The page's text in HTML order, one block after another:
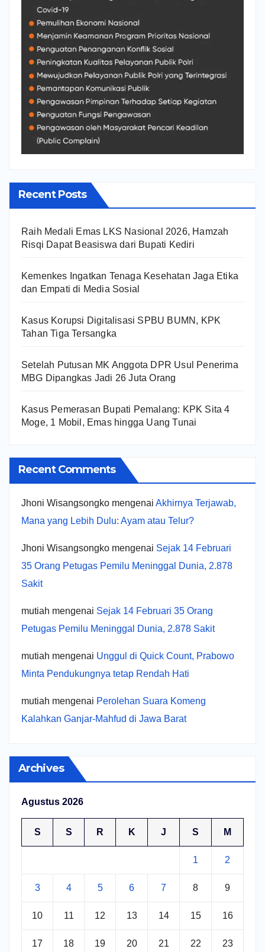
Recent Posts
Raih Medali Emas LKS Nasional 2026, Hamzah
Risqi Dapat Beasiswa dari Bupati Kediri
Kemenkes Ingatkan Tenaga Kesehatan Jaga Etika
dan Empati di Media Sosial
Kasus Korupsi Digitalisasi SPBU BUMN, KPK
Tahan Tiga Tersangka
Setelah Putusan MK Anggota DPR Usul Penerima
MBG Dipangkas Jadi 26 Juta Orang
Kasus Pemerasan Bupati Pemalang: KPK Sita 4
Moge, 1 Mobil, Emas hingga Uang Tunai
Recent Comments
Jhoni Wisangsongko mengenai Akhirnya Terjawab,
Mana yang Lebih Dulu: Ayam atau Telur?
Jhoni Wisangsongko mengenai Sejak 14 Februari
35 Orang Petugas Pemilu Meninggal Dunia, 2.878
Sakit
mutiah mengenai Sejak 14 Februari 35 Orang
Petugas Pemilu Meninggal Dunia, 2.878 Sakit
mutiah mengenai Unggul di Quick Count, Prabowo
Minta Pendukungnya tetap Rendah Hati
mutiah mengenai Perolehan Suara Komeng
Kalahkan Ganjar-Mahfud di Jawa Barat
Archives
Agustus 2026
S S R K J S M
1 2
3 4 5 6 7 8 9
10 11 12 13 14 15 16
17 18 19 20 21 22 23